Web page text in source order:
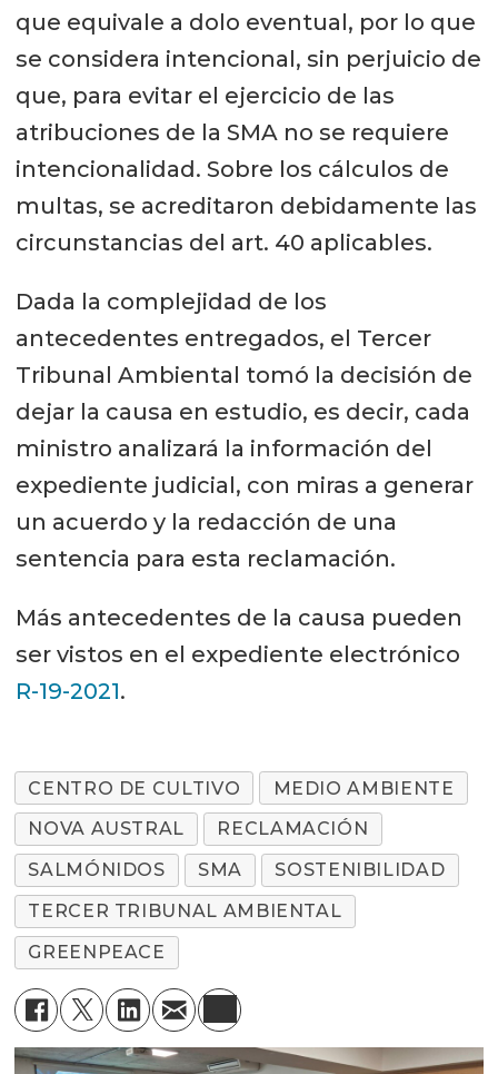
que equivale a dolo eventual, por lo que
se considera intencional, sin perjuicio de
que, para evitar el ejercicio de las
atribuciones de la SMA no se requiere
intencionalidad. Sobre los cálculos de
multas, se acreditaron debidamente las
circunstancias del art. 40 aplicables.
Dada la complejidad de los
antecedentes entregados, el Tercer
Tribunal Ambiental tomó la decisión de
dejar la causa en estudio, es decir, cada
ministro analizará la información del
expediente judicial, con miras a generar
un acuerdo y la redacción de una
sentencia para esta reclamación.
Más antecedentes de la causa pueden
ser vistos en el expediente electrónico
R-19-2021.
CENTRO DE CULTIVO
MEDIO AMBIENTE
NOVA AUSTRAL
RECLAMACIÓN
SALMÓNIDOS
SMA
SOSTENIBILIDAD
TERCER TRIBUNAL AMBIENTAL
GREENPEACE